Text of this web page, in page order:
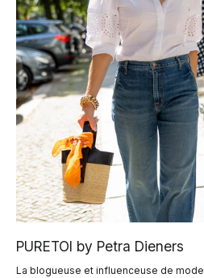
PURETOI by Petra Dieners
La blogueuse et influenceuse de